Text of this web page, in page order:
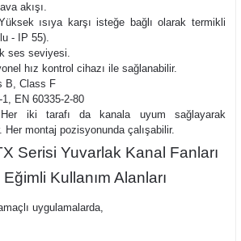
akışı.
ısıya karşı isteğe bağlı olarak termikli
- IP 55).
ses seviyesi.
hız kontrol cihazı ile sağlanabilir.
B, Class F
1, EN 60335-2-80
iki tarafı da kanala uyum sağlayarak
Her montaj pozisyonunda çalışabilir.
Serisi Yuvarlak Kanal Fanları
Kullanım Alanları
uygulamalarda,